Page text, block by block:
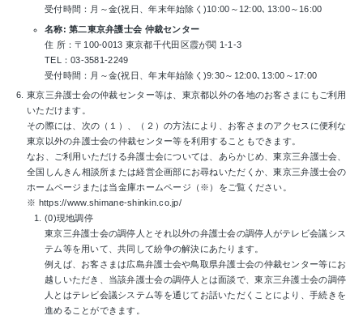
受付時間：月～金(祝日、年末年始除く)10:00～12:00､13:00～16:00
名称: 第二東京弁護士会 仲裁センター
住 所：〒100-0013 東京都千代田区霞が関 1-1-3
TEL：03-3581-2249
受付時間：月～金(祝日、年末年始除く)9:30～12:00､13:00～17:00
東京三弁護士会の仲裁センター等は、東京都以外の各地のお客さまにもご利用
いただけます。
その際には、次の（１）、（２）の方法により、お客さまのアクセスに便利な
東京以外の弁護士会の仲裁センター等を利用することもできます。
なお、ご利用いただける弁護士会については、あらかじめ、東京三弁護士会、
全国しんきん相談所または経営企画部にお尋ねいただくか、東京三弁護士会の
ホームページまたは当金庫ホームページ（※）をご覧ください。
※ https://www.shimane-shinkin.co.jp/
現地調停
東京三弁護士会の調停人とそれ以外の弁護士会の調停人がテレビ会議シス
テム等を用いて、共同して紛争の解決にあたります。
例えば、お客さまは広島弁護士会や鳥取県弁護士会の仲裁センター等にお
越しいただき、当該弁護士会の調停人とは面談で、東京三弁護士会の調停
人とはテレビ会議システム等を通じてお話いただくことにより、手続きを
進めることができます。